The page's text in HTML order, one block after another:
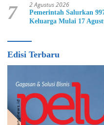
7 2 Agustus 2026
Pemerintah Salurkan
Keluarga Mulai 17
Edisi Terbaru